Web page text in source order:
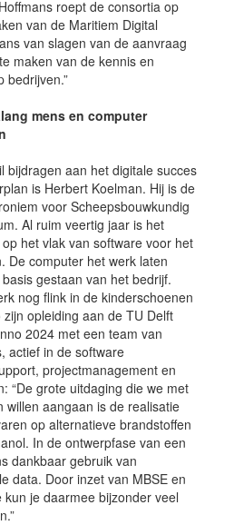
roept de consortia op
van de Maritiem Digital
van slagen van de aanvraag
maken van de kennis en
bedrijven.”
mens en computer
bijdragen aan het digitale succes
is Herbert Koelman. Hij is de
voor Scheepsbouwkundig
Al ruim veertig jaar is het
het vlak van software voor het
De computer het werk laten
gestaan van het bedrijf.
nog flink in de kinderschoenen
opleiding aan de TU Delft
2024 met een team van
actief in de software
projectmanagement en
“De grote uitdaging die we met
willen aangaan is de realisatie
op alternatieve brandstoffen
In de ontwerpfase van een
dankbaar gebruik van
data. Door inzet van MBSE en
je daarmee bijzonder veel